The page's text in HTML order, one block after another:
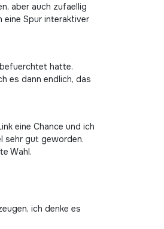
aber auch zufaellig
eine Spur interaktiver
hatte.
es dann endlich, das
eine Chance und ich
sehr gut geworden.
Wahl.
ich denke es